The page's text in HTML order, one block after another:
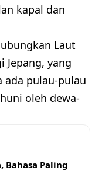
kapal dan
Laut
yang
ada pulau-pulau
oleh dewa-
Bahasa Paling